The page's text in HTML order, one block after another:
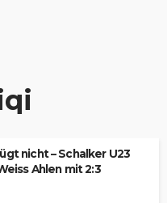
nicht – Schalker U23
Ahlen mit 2:3